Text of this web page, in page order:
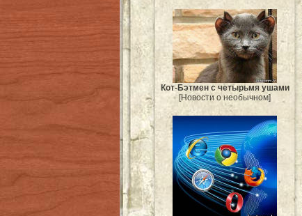
Кот-Бэтмен с четырьмя ушами
[Новости о необычном]